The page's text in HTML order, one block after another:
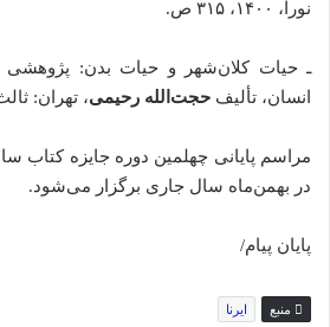
نورا، ۱۴۰۰، ۳۱۵ ص.
ـ حیات کلان‌شهر و حیات بدن: پژوهشی
انسان، تألیف حجت‌الله رحیمی،‌ تهران: ثالث، ۱۴۰۰،
مراسم پایانی چهلمین دوره جایزه کتاب
در بهمن‌ماه سال جاری برگزار می‌شود.
پایان پیام/
منبع ایرنا